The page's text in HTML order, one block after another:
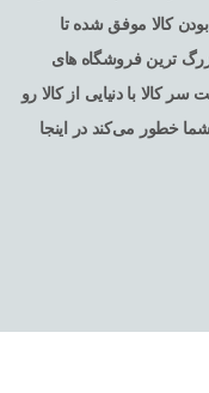
کالا موفق شده تا
ترین فروشگاه های
کالا با دنیایی از کالا رو
خطور می‌کند در اینجا